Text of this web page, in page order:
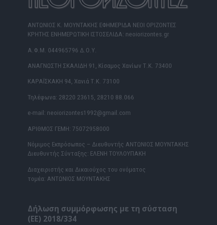
ΑΝΤΩΝΙΟΣ Κ. ΜΟΥΝΤΑΚΗΣ ΕΦΗΜΕΡΙΔΑ ΝΕΟΙ ΟΡΙΖΟΝΤΕΣ
ΚΡΗΤΗΣ ΕΝΗΜΕΡΩΤΙΚΗ ΙΣΤΟΣΕΛΙΔΑ: neoiorizontes.gr
Α.Φ.Μ. 044965796 Δ.Ο.Υ.
ΑΝΑΓΝΩΣΤΗ ΣΚΑΛΙΔΗ 91, Κίσαμος Χανίων Τ.Κ. 73400
ΚΑΡΑΪΣΚΑΚΗ 94, Χανιά Τ.Κ. 73100
Τηλέφωνα: 28220 23615, 28210 88.066
e-mail: neoiorizontes1992@gmail.com
ΑΡΙΘΜΟΣ ΓΕΜΗ: 75072958000
Νόμιμος Εκπρόσωπος – Διευθυντής ΑΝΤΩΝΙΟΣ ΜΟΥΝΤΑΚΗΣ
Διευθυντής Σύνταξης: ΕΛΕΝΗ ΤΟΥΛΟΥΠΑΚΗ
Διαχειριστής και Δικαιούχος του ονόματος
τομέα: ΑΝΤΩΝΙΟΣ ΜΟΥΝΤΑΚΗΣ
Δήλωση συμμόρφωσης με τη σύσταση
(ΕΕ) 2018/334